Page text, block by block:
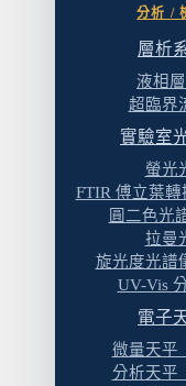
分析 /
層析
液相
超臨界
實驗室
螢光
FTIR 傅立葉
圓二色光
拉曼
旋光度光譜
UV-Vis
電子
微量天平
分析天平
雜散
光譜
標
光源
單光
波長
三、從
四、附
球
溫控
外觀差
光度、
UV-Vis 分光
錯的儀器。
「最容易買
作原理直覺
教。「最容
多、操作流
長時間動力